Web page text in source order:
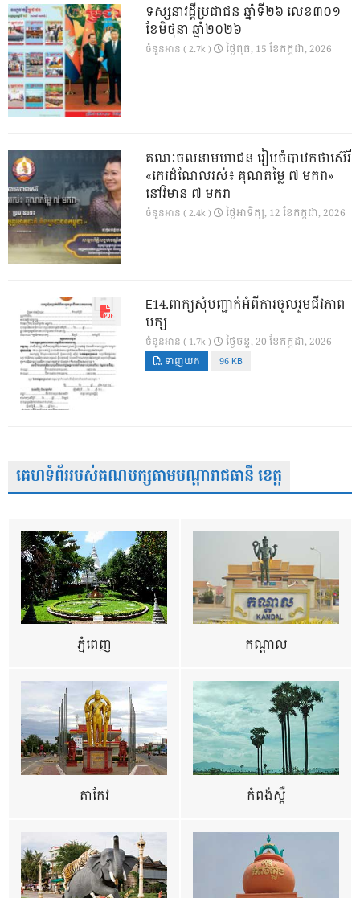
ទស្សនាវដ្ដីប្រជាជន ឆ្នាំទី២៦ លេខ៣០១
ខែមិថុនា ឆ្នាំ២០២៦
ចំនួនអាន ( 2.7k ) ថ្ងៃ​ពុធ, 15 ខែ​កក្កដា, 2026
គណៈចលនាមហាជន រៀបចំបាឋកថាស៊េរី
«កេរដំណែលរស់៖ គុណតម្លៃ ៧ មករា»
នៅវិមាន ៧ មករា
ចំនួនអាន ( 2.4k ) ថ្ងៃ​អាទិត្យ, 12 ខែ​កក្កដា, 2026
E14.ពាក្យសុំបញ្ជាក់អំពីការចូលរួមជីវភាព
បក្ស
ចំនួនអាន ( 1.7k ) ថ្ងៃ​ចន្ទ, 20 ខែ​កក្កដា, 2026
ទាញយក 96 KB
គេហទំព័ររបស់គណបក្សតាមបណ្តារាជធានី ខេត្ត
ភ្នំពេញ កណ្តាល
តាកែវ កំពង់ស្ពឺ